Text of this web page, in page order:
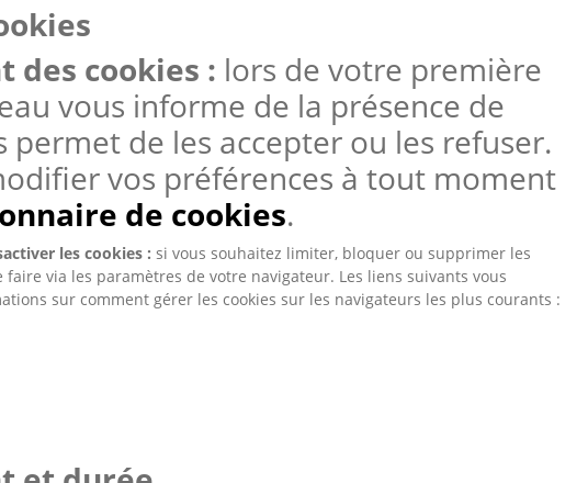
des cookies : lors de votre première
vous informe de la présence de
permet de les accepter ou les refuser.
vos préférences à tout moment
de cookies.
les cookies : si vous souhaitez limiter, bloquer ou supprimer les
faire via les paramètres de votre navigateur. Les liens suivants vous
sur comment gérer les cookies sur les navigateurs les plus courants :